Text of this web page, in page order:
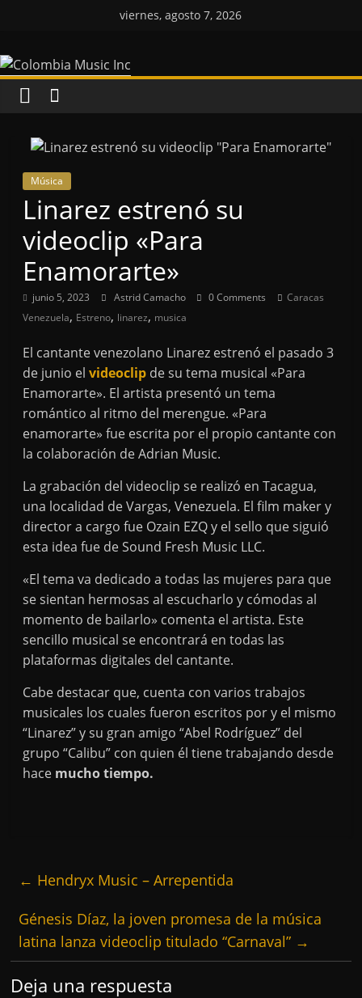
viernes, agosto 7, 2026
Colombia
Music
Inc
Colombia
Music
Inc
Música
Linarez estrenó su
videoclip «Para
Enamorarte»
junio 5, 2023 Astrid Camacho 0 Comments
Caracas
Venezuela, Estreno, linarez, musica
El cantante venezolano Linarez estrenó el pasado 3
de junio el videoclip de su tema musical «Para
Enamorarte». El artista presentó un tema
romántico al ritmo del merengue. «Para
enamorarte» fue escrita por el propio cantante con
la colaboración de Adrian Music.
La grabación del videoclip se realizó en Tacagua,
una localidad de Vargas, Venezuela. El film maker y
director a cargo fue Ozain EZQ y el sello que siguió
esta idea fue de Sound Fresh Music LLC.
«El tema va dedicado a todas las mujeres para que
se sientan hermosas al escucharlo y cómodas al
momento de bailarlo» comenta el artista. Este
sencillo musical se encontrará en todas las
plataformas digitales del cantante.
Cabe destacar que, cuenta con varios trabajos
musicales los cuales fueron escritos por y el mismo
“Linarez” y su gran amigo “Abel Rodríguez” del
grupo “Calibu” con quien él tiene trabajando desde
hace mucho tiempo.
← Hendryx Music – Arrepentida
Génesis Díaz, la joven promesa de la música
latina lanza videoclip titulado “Carnaval” →
Deja una respuesta